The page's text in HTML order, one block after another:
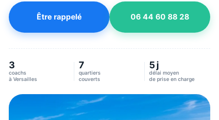
Être rappelé 06 44 60 88 28
3
coachs
à Versailles
7
quartiers
couverts
5 j
délai moyen
de prise en charge